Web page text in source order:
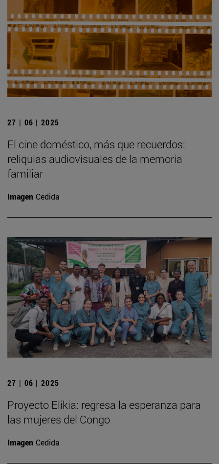
27 | 06 | 2025
El cine doméstico, más que recuerdos:
reliquias audiovisuales de la memoria
familiar
Imagen Cedida
27 | 06 | 2025
Proyecto Elikia: regresa la esperanza para
las mujeres del Congo
Imagen Cedida